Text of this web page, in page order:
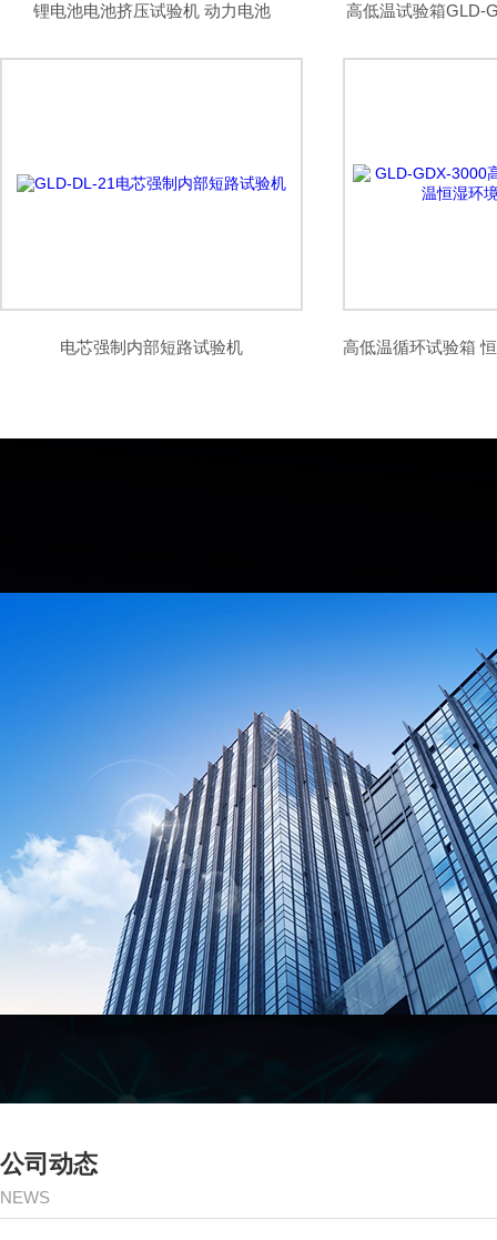
锂电池电池挤压试验机 动力电池 高低温试验箱GLD-
电芯强制内部短路试验机
公司动态
NEWS